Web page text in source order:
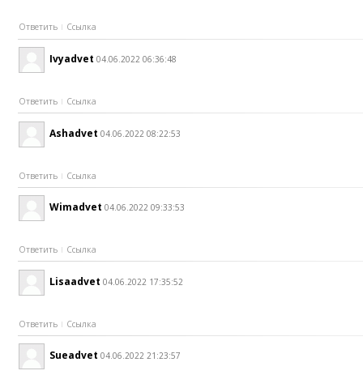
Ответить Ссылка
Ivyadvet 04.06.2022 06:36:48
Ответить Ссылка
Ashadvet 04.06.2022 08:22:53
Ответить Ссылка
Wimadvet 04.06.2022 09:33:53
Ответить Ссылка
Lisaadvet 04.06.2022 17:35:52
Ответить Ссылка
Sueadvet 04.06.2022 21:23:57